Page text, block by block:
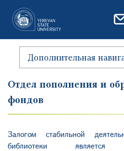
Дополнительная
Отдел пополнения и
фондов
Залогом стабильной
библиотеки